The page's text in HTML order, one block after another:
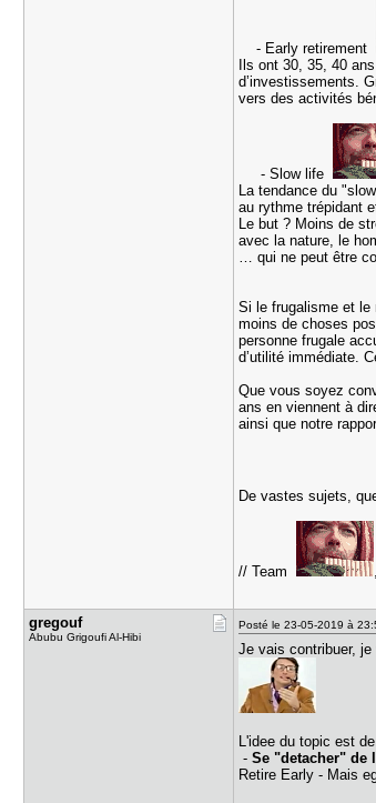
- Early retirement
Ils ont 30, 35, 40
d’investissements.
vers des activités
- Slow life
La tendance du
au rythme trépidant
Le but ? Moins de
avec la nature, le
… qui ne peut être
Si le frugalisme et le
moins de choses
personne frugale
d’utilité immédiate.
Que vous soyez
ans en viennent à
ainsi que notre
De vastes sujets,
// Team
gregouf
Abubu Grigoufi Al-Hibi
Posté le 23-05-2019 à
Je vais contribuer,
L'idee du topic est
-Se "detacher" de
Retire Early - Mais